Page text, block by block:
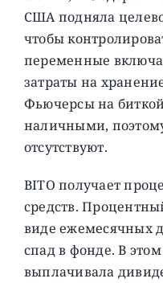
США подняла
чтобы
переменные
затраты на
Фьючерсы на
наличными,
отсутствуют.
BITO получает
средств.
виде ежемесячных
спад в фонде. В
выплачивала